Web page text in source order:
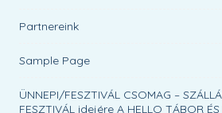
Partnereink
Sample Page
ÜNNEPI/FESZTIVÁL CSOMAG –
FESZTIVÁL idejére A HELLO TÁBOR ÉS